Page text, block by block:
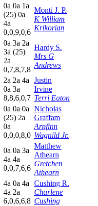
0a 0a 1a
(25) 0a
4a
0,0,9,0,6
Monti J. P.
K William
Krikorian
0a 3a 2a
3a (25)
2a
0,7,8,7,8
Hardy S.
Mrs G
Andrews
2a 2a 4a
0a 3a
8,8,6,0,7
Justin
Irvine
Terri Eaton
0a 0a 0a
(25) 2a
0a
0,0,0,8,0
Nicholas
Graffam
Arnfinn
Wagnild Jr.
0a 0a 3a
4a 4a
0,0,7,6,6
Matthew
Athearn
Gretchen
Athearn
4a 0a 4a
4a 2a
6,0,6,6,8
Cushing R.
Charlene
Cushing